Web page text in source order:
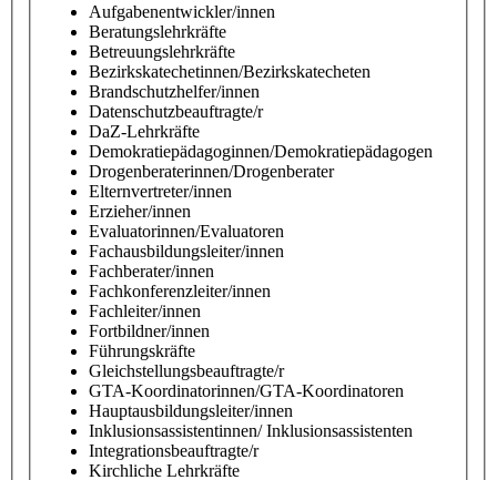
Aufgabenentwickler/innen
Beratungslehrkräfte
Betreuungslehrkräfte
Bezirkskatechetinnen/Bezirkskatecheten
Brandschutzhelfer/innen
Datenschutzbeauftragte/r
DaZ-Lehrkräfte
Demokratiepädagoginnen/Demokratiepädagogen
Drogenberaterinnen/Drogenberater
Elternvertreter/innen
Erzieher/innen
Evaluatorinnen/Evaluatoren
Fachausbildungsleiter/innen
Fachberater/innen
Fachkonferenzleiter/innen
Fachleiter/innen
Fortbildner/innen
Führungskräfte
Gleichstellungsbeauftragte/r
GTA-Koordinatorinnen/GTA-Koordinatoren
Hauptausbildungsleiter/innen
Inklusionsassistentinnen/ Inklusionsassistenten
Integrationsbeauftragte/r
Kirchliche Lehrkräfte